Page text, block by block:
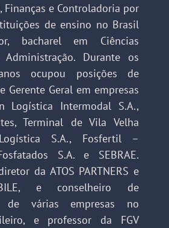
Finanças e Controladoria por
de ensino no Brasil
bacharel em Ciências
Administração. Durante os
ocupou posições de
Gerente Geral em empresas
Logística Intermodal S.A.,
Terminal de Vila Velha
S.A., Fosfertil –
S.A. e SEBRAE.
da ATOS PARTNERS e
e conselheiro de
de várias empresas no
e professor da FGV